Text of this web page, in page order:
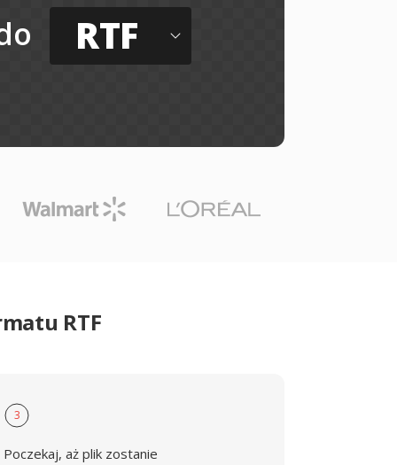
RTF
RTF
3
Poczekaj, aż plik zostanie